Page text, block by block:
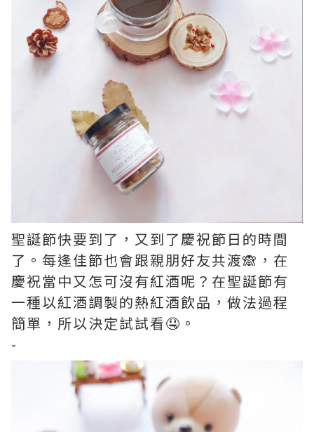
聖誕節快要到了，又到了慶祝節日的時間
了。每逢佳節也會跟親朋好友共渡🙈，在
慶祝當中又怎可沒有紅酒呢？在聖誕節有
一種以紅酒調製的熱紅酒飲品，做法過程
簡單，所以決定試試看🤤。
-